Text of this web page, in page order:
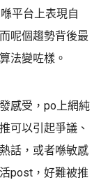
平台上表現自
呢個趨勢背後最
法變咗樣。
感受，po上網純
可以引起爭議、
話，或者喺敏感
post，好難被推